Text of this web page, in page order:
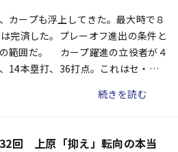
カープも浮上してきた。最大時で８
完済した。プレーオフ進出の条件と
範囲だ。 カープ躍進の立役者が４
14本塁打、36打点。これはセ・リ
８分９厘にまで上昇してきた。
続きを読む
回 上原「抑え」転向の本当